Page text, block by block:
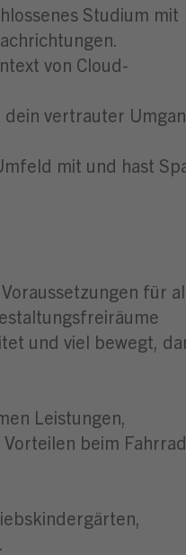
Studium mit
von Cloud-
vertrauter
mit und hast
für
und viel bewegt,
Leistungen,
beim